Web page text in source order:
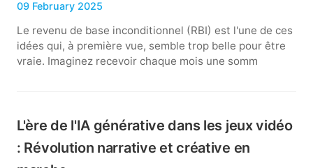
09 February 2025
Le revenu de base inconditionnel (RBI) est l'une de ces
idées qui, à première vue, semble trop belle pour être
vraie. Imaginez recevoir chaque mois une somm
L'ère de l'IA générative dans les jeux vidéo
: Révolution narrative et créative en